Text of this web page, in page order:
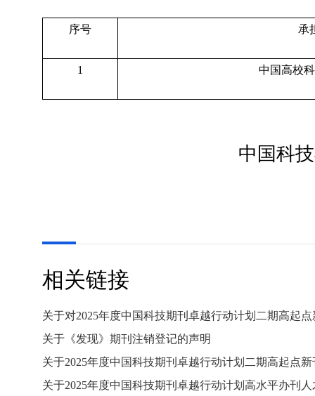
序号 承
1 中国高校
中国科
相关链接
关于对2025年度中国科技期刊卓越行动计划二期高起
关于《发现》期刊注销登记的声明
关于2025年度中国科技期刊卓越行动计划二期高起点
关于2025年度中国科技期刊卓越行动计划高水平办刊